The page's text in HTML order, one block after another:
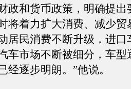
政和货币政策，明确提出
将着力扩大消费、减少贸
居民消费不断升级，进口
车市场不断被细分，车型
经逐步明朗。”他说。